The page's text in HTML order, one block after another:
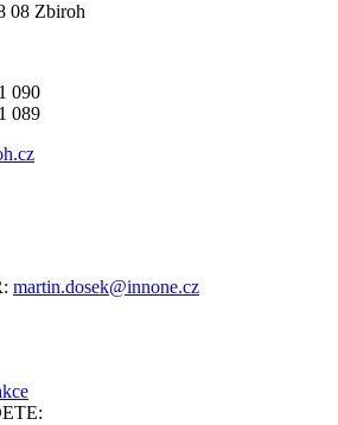
08 Zbiroh
090
089
martin.dosek@innone.cz